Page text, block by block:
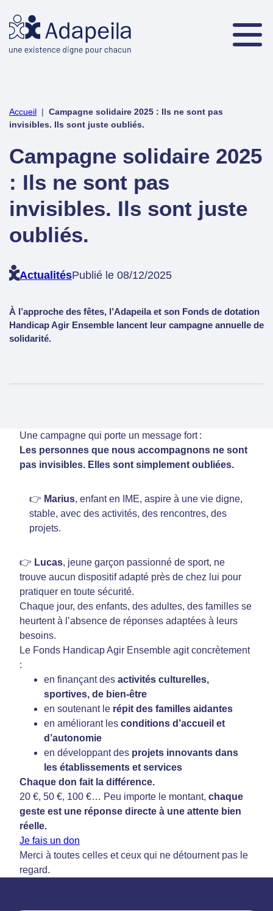
Accueil | Campagne solidaire 2025 : Ils ne sont pas
invisibles. Ils sont juste oubliés.
Campagne solidaire 2025
: Ils ne sont pas
invisibles. Ils sont juste
oubliés.
ActualitésPublié le 08/12/2025
À l’approche des fêtes, l’Adapeila et son Fonds de dotation
Handicap Agir Ensemble lancent leur campagne annuelle de
solidarité.
Une campagne qui porte un message fort :
Les personnes que nous accompagnons ne sont
pas invisibles. Elles sont simplement oubliées.
👉 Marius, enfant en IME, aspire à une vie digne,
stable, avec des activités, des rencontres, des
projets.
👉 Lucas, jeune garçon passionné de sport, ne
trouve aucun dispositif adapté près de chez lui pour
pratiquer en toute sécurité.
Chaque jour, des enfants, des adultes, des familles se
heurtent à l’absence de réponses adaptées à leurs
besoins.
Le Fonds Handicap Agir Ensemble agit concrètement
:
en finançant des activités culturelles,
sportives, de bien-être
en soutenant le répit des familles aidantes
en améliorant les conditions d’accueil et
d’autonomie
en développant des projets innovants dans
les établissements et services
Chaque don fait la différence.
20 €, 50 €, 100 €… Peu importe le montant, chaque
geste est une réponse directe à une attente bien
réelle.
Je fais un don
Merci à toutes celles et ceux qui ne détournent pas le
regard.